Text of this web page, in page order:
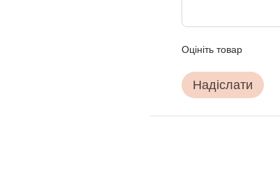
Оцініть товар
Надіслати